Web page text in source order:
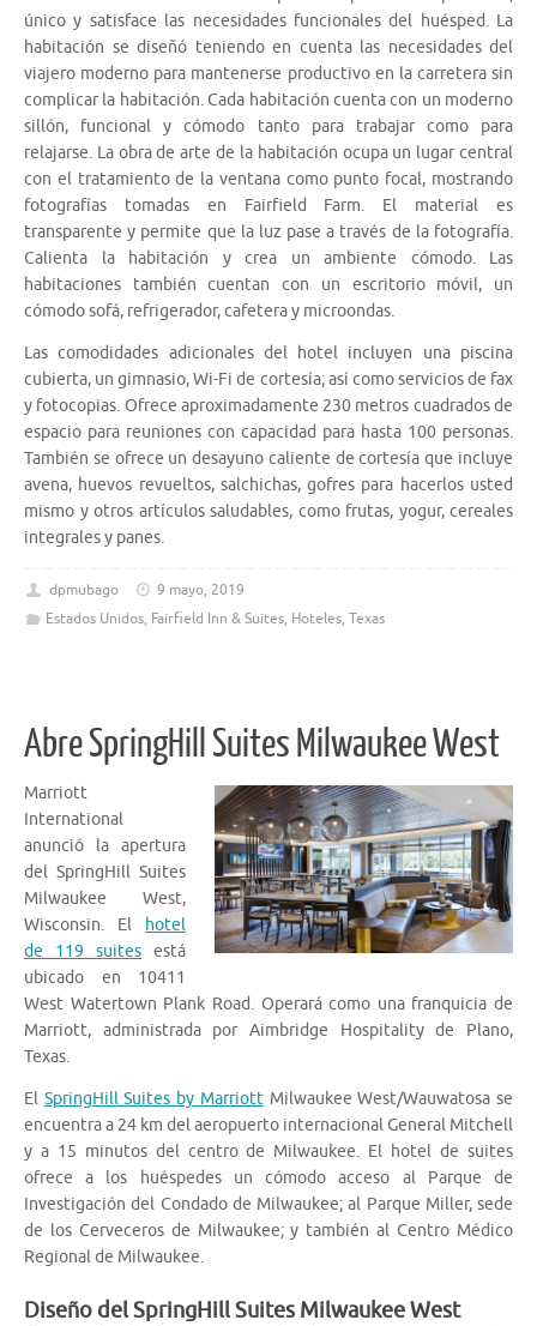
único y satisface las necesidades funcionales del huésped. La
habitación se diseñó teniendo en cuenta las necesidades del
viajero moderno para mantenerse productivo en la carretera sin
complicar la habitación. Cada habitación cuenta con un moderno
sillón, funcional y cómodo tanto para trabajar como para
relajarse. La obra de arte de la habitación ocupa un lugar central
con el tratamiento de la ventana como punto focal, mostrando
fotografías tomadas en Fairfield Farm. El material es
transparente y permite que la luz pase a través de la fotografía.
Calienta la habitación y crea un ambiente cómodo. Las
habitaciones también cuentan con un escritorio móvil, un
cómodo sofá, refrigerador, cafetera y microondas.
Las comodidades adicionales del hotel incluyen una piscina
cubierta, un gimnasio, Wi-Fi de cortesía; así como servicios de fax
y fotocopias. Ofrece aproximadamente 230 metros cuadrados de
espacio para reuniones con capacidad para hasta 100 personas.
También se ofrece un desayuno caliente de cortesía que incluye
avena, huevos revueltos, salchichas, gofres para hacerlos usted
mismo y otros artículos saludables, como frutas, yogur, cereales
integrales y panes.
dpmubago
9 mayo, 2019
Estados Unidos, Fairfield Inn & Suites, Hoteles, Texas
Abre SpringHill Suites Milwaukee West
Marriott
International
anunció la apertura
del SpringHill Suites
Milwaukee West,
Wisconsin. El
hotel
de 119 suites está
ubicado en 10411
West Watertown Plank Road. Operará como una franquicia de
Marriott, administrada por Aimbridge Hospitality de Plano,
Texas.
El SpringHill Suites by MarriottMilwaukee West/Wauwatosa se
encuentra a 24 km del aeropuerto internacional General Mitchell
y a 15 minutos del centro de Milwaukee. El hotel de suites
ofrece a los huéspedes un cómodo acceso al Parque de
Investigación del Condado de Milwaukee; al Parque Miller, sede
de los Cerveceros de Milwaukee; y también al Centro Médico
Regional de Milwaukee.
Diseño del SpringHill Suites Milwaukee West